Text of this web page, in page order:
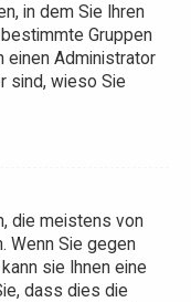
in dem Sie Ihren
Gruppen
einen Administrator
sind, wieso Sie
die meistens von
Wenn Sie gegen
sie Ihnen eine
dass dies die